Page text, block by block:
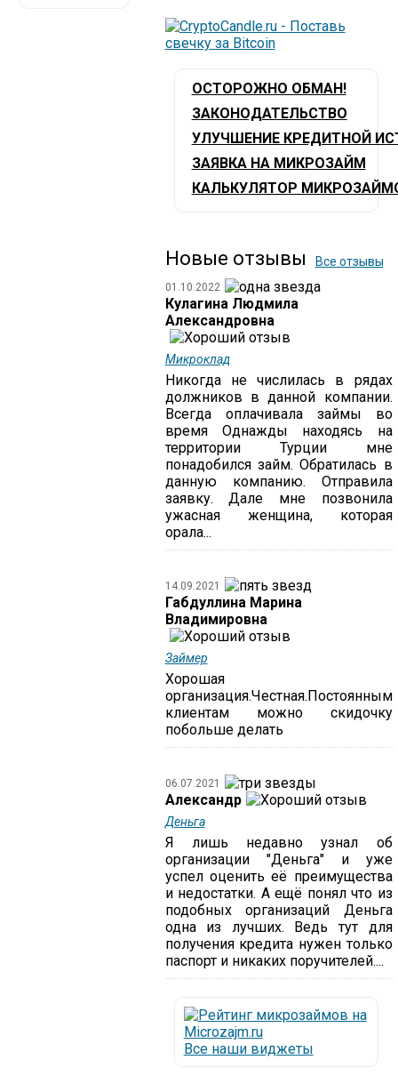
ОСТОРОЖНО ОБМАН!
ЗАКОНОДАТЕЛЬСТВО
УЛУЧШЕНИЕ КРЕДИТНОЙ
ЗАЯВКА НА МИКРОЗАЙМ
КАЛЬКУЛЯТОР
Новые отзывы Все отзывы
01.10.2022
Кулагина Людмила
Александровна
Микроклад
Никогда не числилась в рядах
должников в данной компании.
Всегда оплачивала займы во
время Однажды находясь на
территории Турции мне
понадобился займ. Обратилась в
данную компанию. Отправила
заявку. Дале мне позвонила
ужасная женщина, которая
орала...
14.09.2021
Габдуллина Марина
Владимировна
Займер
Хорошая
организация.Честная.Постоянным
клиентам можно скидочку
побольше делать
06.07.2021
Александр
Деньга
Я лишь недавно узнал об
организации "Деньга" и уже
успел оценить её преимущества
и недостатки. А ещё понял что из
подобных организаций Деньга
одна из лучших. Ведь тут для
получения кредита нужен только
паспорт и никаких поручителей....
Все наши виджеты